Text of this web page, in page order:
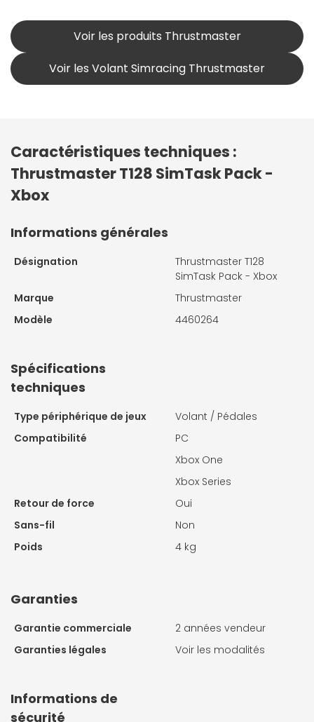
Voir les produits Thrustmaster
Voir les Volant Simracing Thrustmaster
Caractéristiques techniques :
Thrustmaster T128 SimTask Pack -
Xbox
Informations générales
Désignation
Thrustmaster T128
SimTask Pack - Xbox
Marque
Thrustmaster
Modèle
4460264
Spécifications
techniques
Type périphérique de jeux
Volant / Pédales
Compatibilité
PC
Xbox One
Xbox Series
Retour de force
Oui
Sans-fil
Non
Poids
4 kg
Garanties
Garantie commerciale
2 années vendeur
Garanties légales
Voir les modalités
Informations de
sécurité